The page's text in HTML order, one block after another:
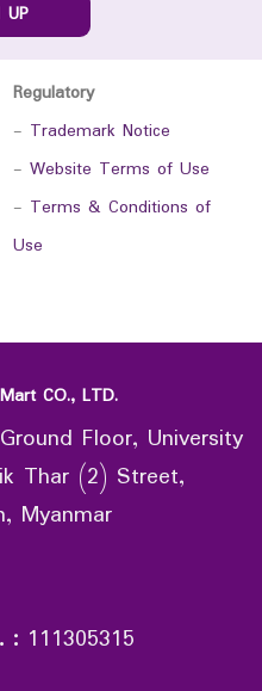
UP
Regulatory
- Trademark Notice
- Website Terms of Use
- Terms & Conditions of
Use
CO., LTD.
Floor, University
Thar (2) Street,
Myanmar
: 111305315